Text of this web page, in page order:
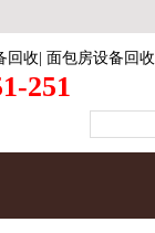
回收 面包房设备回收
251